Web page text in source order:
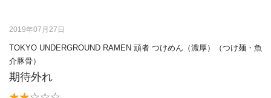
2019年07月27日
TOKYO UNDERGROUND RAMEN 頑者 つけめん（濃厚）（つけ麺・魚
介豚骨）
期待外れ